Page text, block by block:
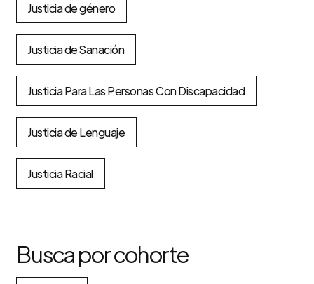
Justicia de género
Justicia de Sanación
Justicia Para Las Personas Con Discapacidad
Justicia de Lenguaje
Justicia Racial
Busca por cohorte